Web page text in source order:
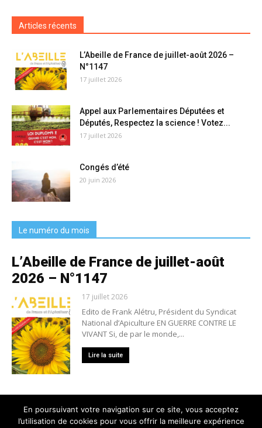
Articles récents
L’Abeille de France de juillet-août 2026 –
N°1147
17 juillet 2026
Appel aux Parlementaires Députées et
Députés, Respectez la science ! Votez...
17 juillet 2026
Congés d’été
20 juin 2026
Le numéro du mois
L’Abeille de France de juillet-août
2026 – N°1147
17 juillet 2026
Edito de Frank Alétru, Président du Syndicat
National d’Apiculture EN GUERRE CONTRE LE
VIVANT Si, de par le monde,...
Lire la suite
Nous contacter Conditions générales de vente
En poursuivant votre navigation sur ce site, vous acceptez
l’utilisation de cookies pour vous offrir la meilleure expérience